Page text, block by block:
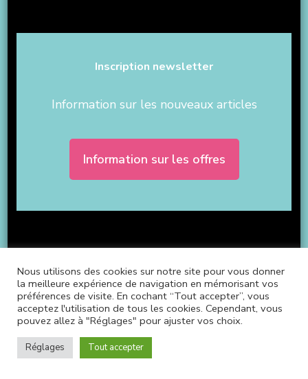
Inscription newsletter
Information sur les nouveaux articles
Information sur les offres
Les séances de coaching et de thérapie ne
remplacent en aucun cas un traitement
allopathique ou chirurgical et n'interviennent qu'en
complément d'une éventuelle prise en charge
médicale.
Nous utilisons des cookies sur notre site pour vous donner
la meilleure expérience de navigation en mémorisant vos
préférences de visite. En cochant “Tout accepter”, vous
acceptez l'utilisation de tous les cookies. Cependant, vous
pouvez allez à "Réglages" pour ajuster vos choix.
Réglages Tout accepter